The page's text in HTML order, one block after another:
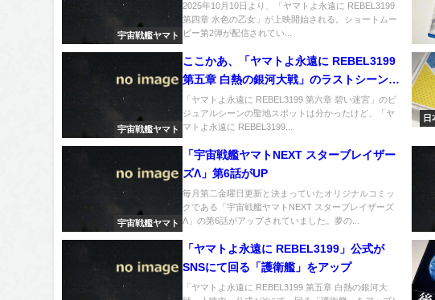
宇宙戦艦ヤマト
2025年10月10日より、「ヤマトよ永遠に REBEL3199
第四章 水色の乙女」が上映開始される。ショートムー
ビー第2弾が配信されてい...
宇宙戦艦ヤマト
ここかあ、「ヤマトよ永遠に REBEL3199
第五章 白熱の銀河大戦」のラストシーンの
場所
「ヤマトよ永遠に REBEL3199 第六章 碧い迷宮」のビ
ジュアルシーンの聖地スポットは分かったけど、「ヤ
マトよ永遠に REBEL3199...
宇宙戦艦ヤマト
「宇宙戦艦ヤマトNEXT スターブレイザー
ズΛ」第6話がUP
毎月第二金曜日更新と決まっていたオリジナルコミッ
クである「宇宙戦艦ヤマトNEXT スターブレイザーズ
Λ」の第6話がアップされていました。夢の...
「ヤマトよ永遠に REBEL3199」公式が
SNSにて回る「護衛艦」をアップ
「ヤマトよ永遠に REBEL3199 第五章 白熱の銀河大